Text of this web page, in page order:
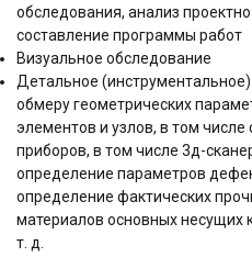
обследования, анализ
составление программы работ
Визуальное обследование
Детальное
обмеру геометрических
элементов и узлов, в том
приборов, в том числе 3д-
определение параметров
определение фактических
материалов основных несущих
т. д.